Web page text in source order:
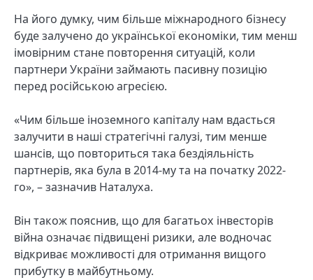
На його думку, чим більше міжнародного бізнесу
буде залучено до української економіки, тим менш
імовірним стане повторення ситуацій, коли
партнери України займають пасивну позицію
перед російською агресією.
«Чим більше іноземного капіталу нам вдасться
залучити в наші стратегічні галузі, тим менше
шансів, що повториться така бездіяльність
партнерів, яка була в 2014-му та на початку 2022-
го», – зазначив Наталуха.
Він також пояснив, що для багатьох інвесторів
війна означає підвищені ризики, але водночас
відкриває можливості для отримання вищого
прибутку в майбутньому.